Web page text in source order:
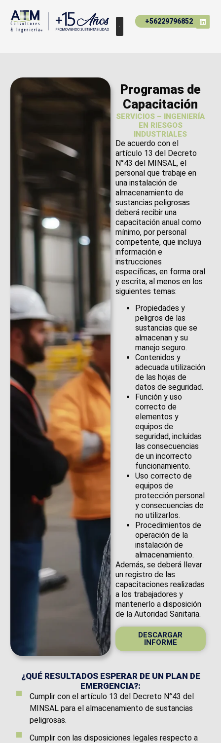
+56229796852
Programas de
Capacitación
SERVICIOS – INGENIERÍA
EN RIESGOS
INDUSTRIALES
De acuerdo con el
artículo 13 del Decreto
N°43 del MINSAL, el
personal que trabaje en
una instalación de
almacenamiento de
sustancias peligrosas
deberá recibir una
capacitación anual como
mínimo, por personal
competente, que incluya
información e
instrucciones
específicas, en forma oral
y escrita, al menos en los
siguientes temas:
Propiedades y
peligros de las
sustancias que se
almacenan y su
manejo seguro.
Contenidos y
adecuada utilización
de las hojas de
datos de seguridad.
Función y uso
correcto de
elementos y
equipos de
seguridad, incluidas
las consecuencias
de un incorrecto
funcionamiento.
Uso correcto de
equipos de
protección personal
y consecuencias de
no utilizarlos.
Procedimientos de
operación de la
instalación de
almacenamiento.
Además, se deberá llevar
un registro de las
capacitaciones realizadas
a los trabajadores y
mantenerlo a disposición
de la Autoridad Sanitaria.
DESCARGAR
INFORME
¿QUÉ RESULTADOS ESPERAR DE UN PLAN DE
EMERGENCIA?:
Cumplir con el artículo 13 del Decreto N°43 del
MINSAL para el almacenamiento de sustancias
peligrosas.
Cumplir con las disposiciones legales respecto a